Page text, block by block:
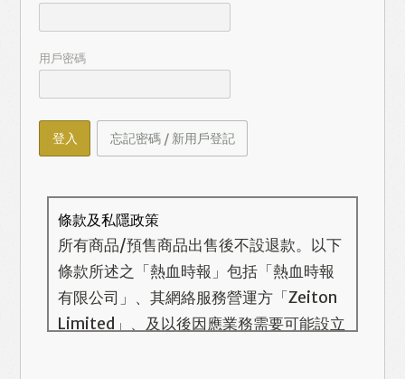
用戶密碼
登入 忘記密碼 / 新用戶登記
條款及私隱政策
所有商品/預售商品出售後不設退款。以下
條款所述之「熱血時報」包括「熱血時報
有限公司」、其網絡服務營運方「Zeiton
Limited」、及以後因應業務需要可能設立